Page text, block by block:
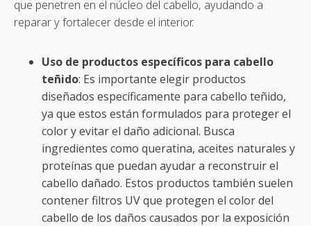
que penetren en el núcleo del cabello, ayudando a
reparar y fortalecer desde el interior.
Uso de productos específicos para cabello
teñido: Es importante elegir productos
diseñados específicamente para cabello teñido,
ya que estos están formulados para proteger el
color y evitar el daño adicional. Busca
ingredientes como queratina, aceites naturales y
proteínas que puedan ayudar a reconstruir el
cabello dañado. Estos productos también suelen
contener filtros UV que protegen el color del
cabello de los daños causados por la exposición